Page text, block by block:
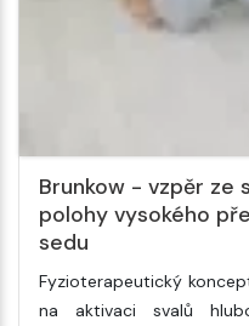
Brunkow - vzpěr ze
polohy vysokého
sedu
Fyzioterapeutický
na aktivaci svalů